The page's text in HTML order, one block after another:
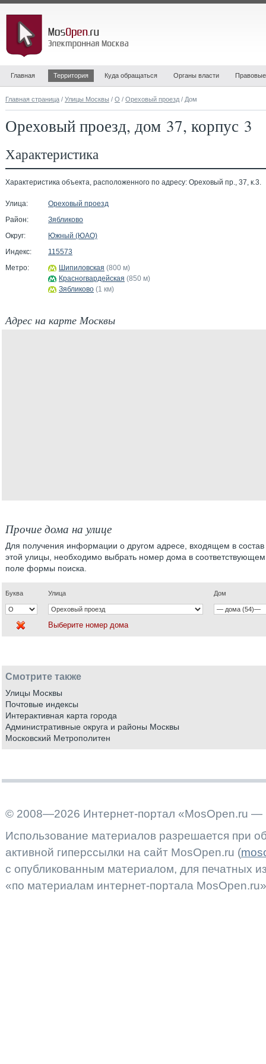
Главная Территория Куда обращаться Органы власти
Главная страница / Улицы Москвы / О / Ореховый проезд / Дом
Ореховый проезд, дом 37, корпус 3
Характеристика
Характеристика объекта, расположенного по адресу: Ореховый пр., 37, к.3.
Улица:
Ореховый проезд
Район:
Зябликово
Округ:
Южный (ЮАО)
Индекс:
115573
Метро:
Шипиловская (800 м)
Красногвардейская (850 м)
Зябликово (1 км)
Адрес на карте Москвы
Прочие дома на улице
Для получения информации о другом адресе, входящем в состав
этой улицы, необходимо выбрать номер дома в соответствующем
поле формы поиска.
Буква Улица Дом
Выберите номер дома
Смотрите также
Улицы Москвы
Почтовые индексы
Интерактивная карта города
Административные округа и районы Москвы
Московский Метрополитен
© 2008—2026 Интернет-портал «MosOpen.ru —
Использование материалов разрешается при
активной гиперссылки на сайт MosOpen.ru (
с опубликованным материалом, для печатных
«по материалам интернет-портала